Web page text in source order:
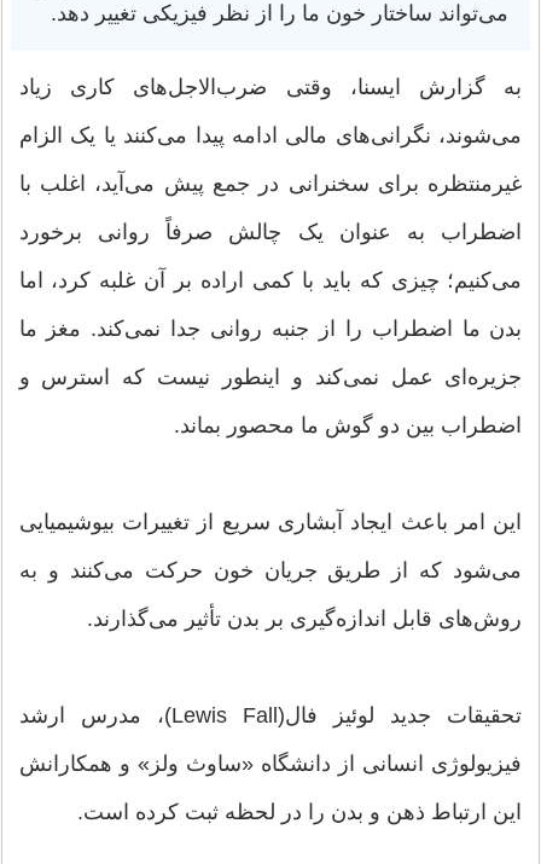
می‌تواند ساختار خون ما را از نظر فیزیکی تغییر دهد.
به گزارش ایسنا، وقتی ضرب‌الاجل‌های کاری زیاد
می‌شوند، نگرانی‌های مالی ادامه پیدا می‌کنند یا یک الزام
غیرمنتظره برای سخنرانی در جمع پیش می‌آید، اغلب با
اضطراب به عنوان یک چالش صرفاً روانی برخورد
می‌کنیم؛ چیزی که باید با کمی اراده بر آن غلبه کرد، اما
بدن ما اضطراب را از جنبه روانی جدا نمی‌کند. مغز ما
جزیره‌ای عمل نمی‌کند و اینطور نیست که استرس و
اضطراب بین دو گوش ما محصور بماند.
این امر باعث ایجاد آبشاری سریع از تغییرات بیوشیمیایی
می‌شود که از طریق جریان خون حرکت می‌کنند و به
روش‌های قابل اندازه‌گیری بر بدن تأثیر می‌گذارند.
تحقیقات جدید لوئیز فال(Lewis Fall)، مدرس ارشد
فیزیولوژی انسانی از دانشگاه «ساوث ولز» و همکارانش
این ارتباط ذهن و بدن را در لحظه ثبت کرده است.